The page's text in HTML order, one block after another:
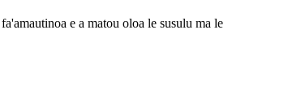
e a matou oloa le susulu ma le